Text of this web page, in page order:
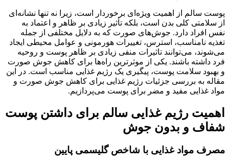
پوست سالم از اهمیت ویژه‌ای برخوردار است، زیرا نه تنها نشانه‌ای
از سلامتی کلی بدن است، بلکه تأثیر زیادی بر ظاهر و اعتماد به
نفس افراد دارد. جوش‌های صورت که به دلایل مختلفی از جمله
تغذیه نامناسب، استرس، تغییرات هورمونی و عوامل محیطی ایجاد
می‌شوند، می‌توانند تاثیرات منفی زیادی بر ظاهر پوست و روحیه
فرد داشته باشند. یکی از موثرترین راه‌ها برای کاهش جوش صورت
و بهبود سلامت پوست، پیگیری یک رژیم غذایی مناسب است. در این
مقاله به بررسی جزئیات رژیم غذایی برای کاهش جوش صورت و
مواد غذایی مفید و مضر برای پوست می‌پردازیم.
اهمیت رژیم غذایی سالم برای داشتن پوست
شفاف و بدون جوش
مصرف مواد غذایی با شاخص گلیسمی پایین